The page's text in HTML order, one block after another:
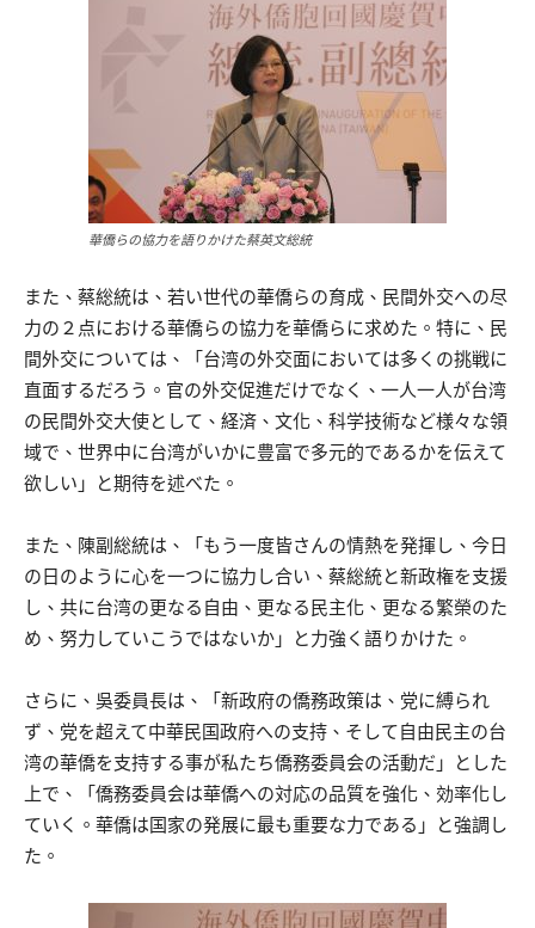
華僑らの協力を語りかけた蔡英文総統
また、蔡総統は、若い世代の華僑らの育成、民間外交への尽
力の２点における華僑らの協力を華僑らに求めた。特に、民
間外交については、「台湾の外交面においては多くの挑戦に
直面するだろう。官の外交促進だけでなく、一人一人が台湾
の民間外交大使として、経済、文化、科学技術など様々な領
域で、世界中に台湾がいかに豊富で多元的であるかを伝えて
欲しい」と期待を述べた。
また、陳副総統は、「もう一度皆さんの情熱を発揮し、今日
の日のように心を一つに協力し合い、蔡総統と新政権を支援
し、共に台湾の更なる自由、更なる民主化、更なる繁榮のた
め、努力していこうではないか」と力強く語りかけた。
さらに、吳委員長は、「新政府の僑務政策は、党に縛られ
ず、党を超えて中華民国政府への支持、そして自由民主の台
湾の華僑を支持する事が私たち僑務委員会の活動だ」とした
上で、「僑務委員会は華僑への対応の品質を強化、効率化し
ていく。華僑は国家の発展に最も重要な力である」と強調し
た。